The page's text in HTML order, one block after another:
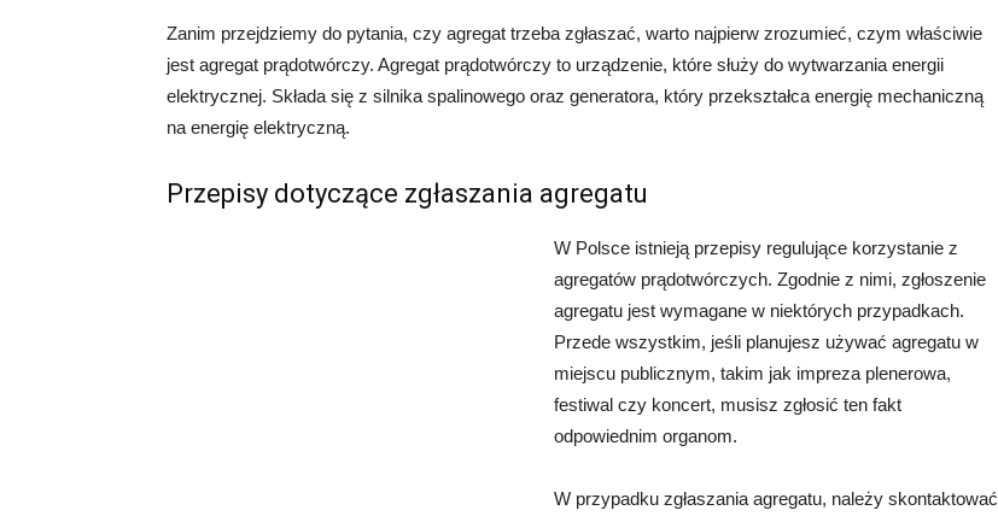
Zanim przejdziemy do pytania, czy agregat trzeba zgłaszać, warto najpierw zrozumieć, czym właściwie
jest agregat prądotwórczy. Agregat prądotwórczy to urządzenie, które służy do wytwarzania energii
elektrycznej. Składa się z silnika spalinowego oraz generatora, który przekształca energię mechaniczną
na energię elektryczną.
Przepisy dotyczące zgłaszania agregatu
W Polsce istnieją przepisy regulujące korzystanie z
agregatów prądotwórczych. Zgodnie z nimi, zgłoszenie
agregatu jest wymagane w niektórych przypadkach.
Przede wszystkim, jeśli planujesz używać agregatu w
miejscu publicznym, takim jak impreza plenerowa,
festiwal czy koncert, musisz zgłosić ten fakt
odpowiednim organom.
W przypadku zgłaszania agregatu, należy skontaktować